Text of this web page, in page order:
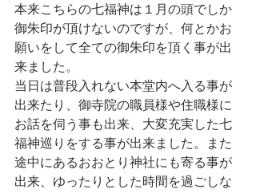
本来こちらの七福神は１月の頭でしか
御朱印が頂けないのですが、何とかお
願いをして全ての御朱印を頂く事が出
来ました。
当日は普段入れない本堂内へ入る事が
出来たり、御寺院の職員様や住職様に
お話を伺う事も出来、大変充実した七
福神巡りをする事が出来ました。また
途中にあるおおとり神社にも寄る事が
出来、ゆったりとした時間を過ごしな